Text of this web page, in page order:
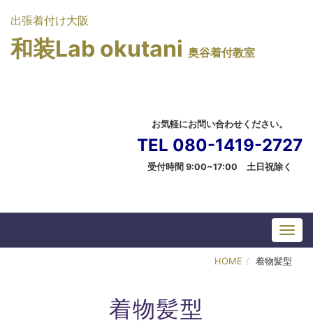
出張着付け大阪
和装Lab okutani 奥谷着付教室
お気軽にお問い合わせください。
TEL 080-1419-2727
受付時間 9:00~17:00 土日祝除く
HOME 着物髪型
着物髪型